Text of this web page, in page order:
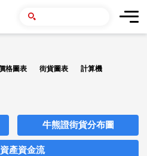
格圖表 街貨圖表 計算機
牛熊證街貨分布圖
產資金流